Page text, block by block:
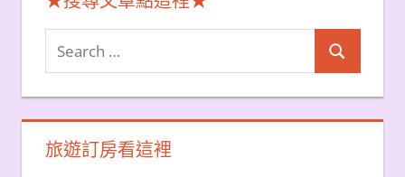
Search
for:
Search
旅遊訂房看這裡